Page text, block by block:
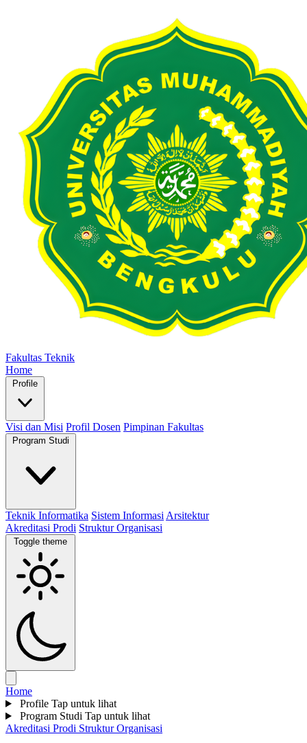
Fakultas Teknik
Home
Profile
Visi dan Misi Profil Dosen Pimpinan Fakultas
Program Studi
Teknik Informatika Sistem Informasi Arsitektur
Akreditasi Prodi Struktur Organisasi
Toggle theme
Home
Profile Tap untuk lihat
Program Studi Tap untuk lihat
Akreditasi Prodi Struktur Organisasi